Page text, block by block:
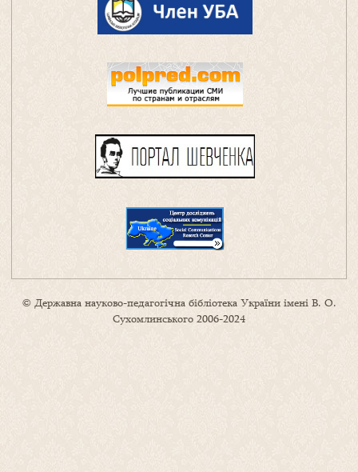
© Державна науково-педагогічна бібліотека України імені В. О.
Сухомлинського 2006-2024